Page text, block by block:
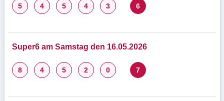
5 4 5 4 3 6
Super6 am Samstag den 16.05.2026
8 4 5 2 0 7